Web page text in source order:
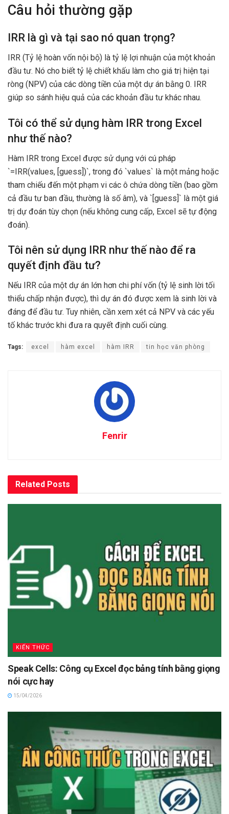
Câu hỏi thường gặp
IRR là gì và tại sao nó quan trọng?
IRR (Tỷ lệ hoàn vốn nội bộ) là tỷ lệ lợi nhuận của một khoản
đầu tư. Nó cho biết tỷ lệ chiết khấu làm cho giá trị hiện tại
ròng (NPV) của các dòng tiền của một dự án bằng 0. IRR
giúp so sánh hiệu quả của các khoản đầu tư khác nhau.
Tôi có thể sử dụng hàm IRR trong Excel
như thế nào?
Hàm IRR trong Excel được sử dụng với cú pháp
`=IRR(values, [guess])`, trong đó `values` là một mảng hoặc
tham chiếu đến một phạm vi các ô chứa dòng tiền (bao gồm
cả đầu tư ban đầu, thường là số âm), và `[guess]` là một giá
trị dự đoán tùy chọn (nếu không cung cấp, Excel sẽ tự động
đoán).
Tôi nên sử dụng IRR như thế nào để ra
quyết định đầu tư?
Nếu IRR của một dự án lớn hơn chi phí vốn (tỷ lệ sinh lời tối
thiểu chấp nhận được), thì dự án đó được xem là sinh lời và
đáng để đầu tư. Tuy nhiên, cần xem xét cả NPV và các yếu
tố khác trước khi đưa ra quyết định cuối cùng.
Tags: excel hàm excel hàm IRR tin học văn phòng
Fenrir
Related Posts
KIẾN THỨC
Speak Cells: Công cụ Excel đọc bảng tính bằng giọng
nói cực hay
15/04/2026